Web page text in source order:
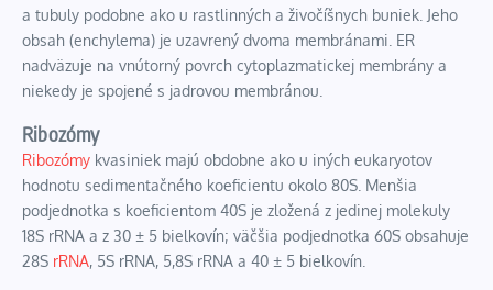
a tubuly podobne ako u rastlinných a živočíšnych buniek. Jeho
obsah (enchylema) je uzavrený dvoma membránami. ER
nadväzuje na vnútorný povrch cytoplazmatickej membrány a
niekedy je spojené s jadrovou membránou.
Ribozómy
Ribozómy kvasiniek majú obdobne ako u iných eukaryotov
hodnotu sedimentačného koeficientu okolo 80S. Menšia
podjednotka s koeficientom 40S je zložená z jedinej molekuly
18S rRNA a z 30 ± 5 bielkovín; väčšia podjednotka 60S obsahuje
28S rRNA, 5S rRNA, 5,8S rRNA a 40 ± 5 bielkovín.